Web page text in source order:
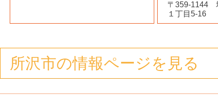
〒359-1144
１丁目5-16
所沢市の情報ページを見る